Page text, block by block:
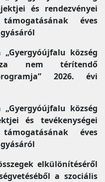
és rendezvényei
éves
„Gyergyóújfalu község
nem térítendő
2026. évi
„Gyergyóújfalu község
és tevékenységei
éves
elkülönítéséről
a szociális